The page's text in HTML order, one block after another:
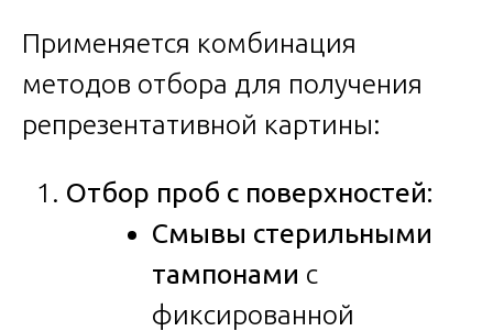
Применяется комбинация
методов отбора для получения
репрезентативной картины:
Отбор проб с поверхностей:
Смывы стерильными
тампонами с
фиксированной